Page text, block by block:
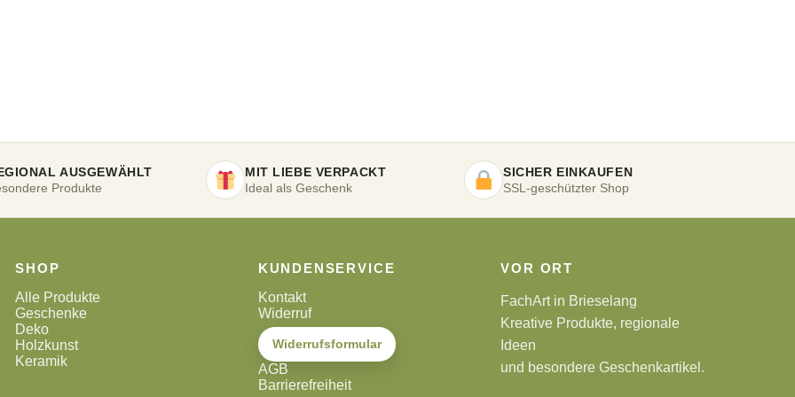
AUSGEWÄHLT
Produkte
MIT LIEBE VERPACKT
Ideal als Geschenk
SICHER EINKAUFEN
SSL-geschützter Shop
SHOP
Alle Produkte
Geschenke
Deko
Holzkunst
Keramik
KUNDENSERVICE
Kontakt
Widerruf
Widerrufsformular
AGB
Barrierefreiheit
VOR ORT
FachArt in Brieselang
Kreative Produkte, regionale
Ideen
und besondere Geschenkartikel.